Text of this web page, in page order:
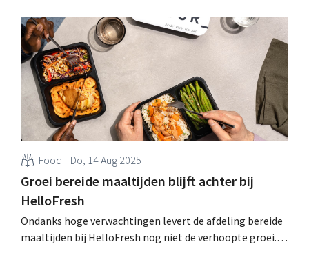
eerder ook al een winstwaarschuwing uitstuurde. .
Food Do, 14 Aug 2025
Groei bereide maaltijden blijft achter bij
HelloFresh
Ondanks hoge verwachtingen levert de afdeling bereide
maaltijden bij HelloFresh nog niet de verhoopte groei.